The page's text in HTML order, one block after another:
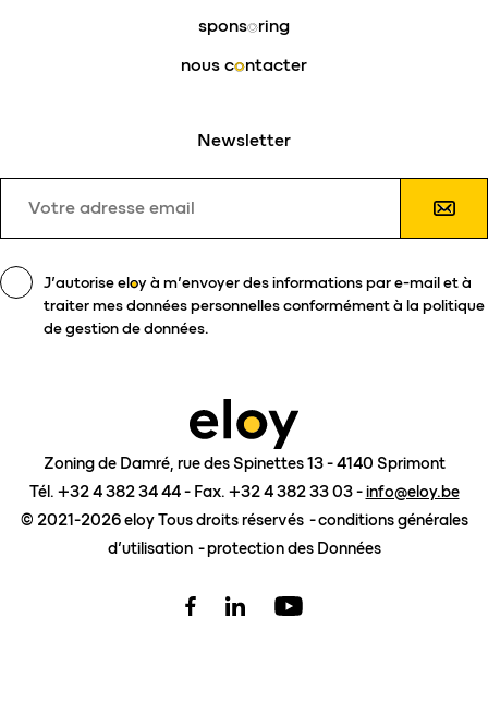
sponsoring
nous contacter
Newsletter
J’autoriseeloyà m’envoyer des informations par e-mail et à
traiter mes données personnelles conformément à la politique
de gestion de données.
Zoning de Damré, rue des Spinettes 13 - 4140 Sprimont
Tél. +32 4 382 34 44 - Fax. +32 4 382 33 03 -info@eloy.be
© 2021-2026 eloy Tous droits réservés
conditions générales
d’utilisation
protection des Données